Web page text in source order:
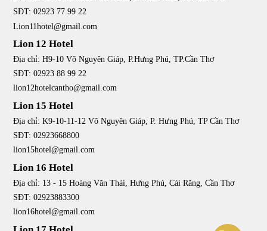
SĐT: 02923 77 99 22
Lion11hotel@gmail.com
Lion 12 Hotel
Địa chỉ: H9-10 Võ Nguyên Giáp, P.Hưng Phú, TP.Cần Thơ
SĐT: 02923 88 99 22
lion12hotelcantho@gmail.com
Lion 15 Hotel
Địa chỉ: K9-10-11-12 Võ Nguyên Giáp, P. Hưng Phú, TP Cần Thơ
SĐT: 02923668800
lion15hotel@gmail.com
Lion 16 Hotel
Địa chỉ: 13 - 15 Hoàng Văn Thái, Hưng Phú, Cái Răng, Cần Thơ
SĐT: 02923883300
lion16hotel@gmail.com